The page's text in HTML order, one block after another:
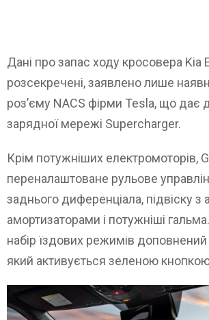
Дані про запас ходу кросовера Kia
розсекречені, заявлено лише
роз’єму NACS фірми Tesla, що дає
зарядної мережі Supercharger.
Крім потужніших електромоторів,
переналаштоване рульове
заднього диференціала, підвіску
амортизаторами і потужніші
набір їздових режимів
який активується зеленою